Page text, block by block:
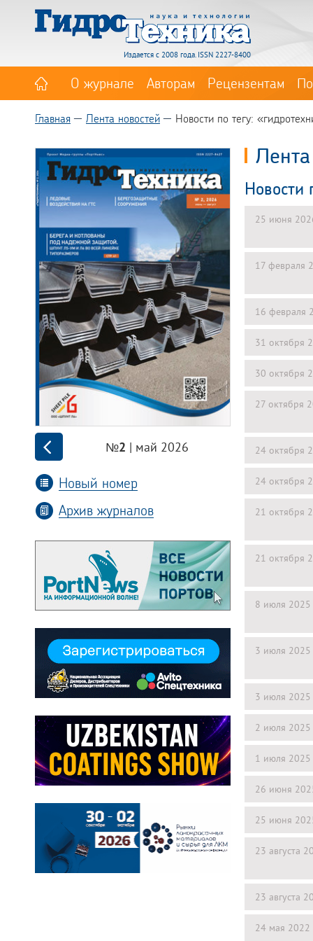
Издается с 2008 года. ISSN 2227-8400
О журнале Авторам Рецензентам
Главная Лента новостей Новости по тегу:
№2 | май 2026
Новый номер
Архив журналов
Новости
25 июня
17 февраля
16 февраля
31 октября
30 октября
27 октября
24 октября
24 октября
21 октября
21 октября
8 июля 2025
3 июля 2025
3 июля 2025
2 июля 2025
1 июля 2025
26 июня
25 июня
23 августа
23 августа
24 мая 2022